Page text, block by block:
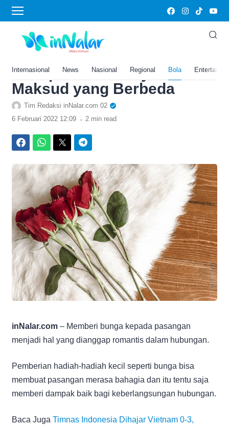
Internasional News Nasional Regional Bola
Home›Bola
Arti Bunga Mawar di
Perayaan Valentine Day,
Setiap Warna Punya
Maksud yang Berbeda
Tim Redaksi inNalar.com 02
6 Februari 2022 12:09 . 2 min read
inNalar.com – Memberi bunga kepada pasangan
menjadi hal yang dianggap romantis dalam hubungan.
Pemberian hadiah-hadiah kecil seperti bunga bisa
membuat pasangan merasa bahagia dan itu tentu saja
memberi dampak baik bagi keberlangsungan hubungan.
Baca Juga Timnas Indonesia Dihajar Vietnam 0-3,